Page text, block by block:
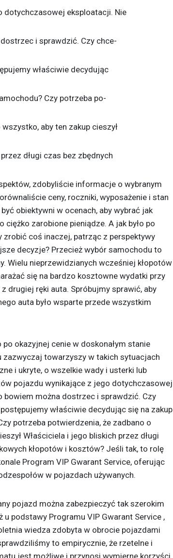
dotychczasowej eksploatacji. Nie
i sprawdzić. Czy chce-
właściwie decydując
Czy potrzeba po-
aby ten zakup cieszył
długi czas bez zbędnych
zdobyliście informacje o wybranym
ceny, roczniki, wyposażenie i stan
obiektywni w ocenach, aby wybrać jak
ciężko zarobione pieniądze. A jak było po
zrobić coś inaczej, patrząc z perspektywy
decyzje? Przecież wybór samochodu to
Wielu nieprzewidzianych wcześniej kłopotów
się na bardzo kosztowne wydatki przy
drugiej ręki auta. Spróbujmy sprawić, aby
auta było wsparte przede wszystkim
okazyjnej cenie w doskonałym stanie
zazwyczaj towarzyszy w takich sytuacjach
i ukryte, o wszelkie wady i usterki lub
pojazdu wynikające z jego dotychczasowej
bowiem można dostrzec i sprawdzić. Czy
właściwie decydując się na zakup
potrzeba potwierdzenia, że zadbano o
Właściciela i jego bliskich przez długi
kłopotów i kosztów? Jeśli tak, to rolę
Program VIP Gwarant Service, oferując
w pojazdach używanych.
pojazd można zabezpieczyć tak szerokim
u podstawy Programu VIP Gwarant Service ,
wiedza zdobyta w obrocie pojazdami
to empirycznie, że rzetelne i